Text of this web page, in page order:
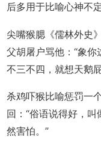
后多用于比喻心神不定
尖嘴猴腮《儒林外史
父胡屠户骂他：“象你
不三不四，就想天鹅
杀鸡吓猴比喻惩罚一
回：“俗语说得好，叫
然害怕。”